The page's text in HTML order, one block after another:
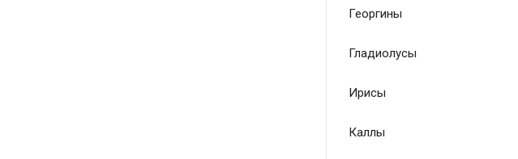
Георгины
Гладиолусы
Ирисы
Каллы